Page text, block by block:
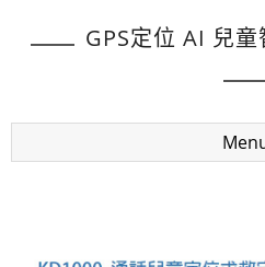
GPS定位 AI 兒